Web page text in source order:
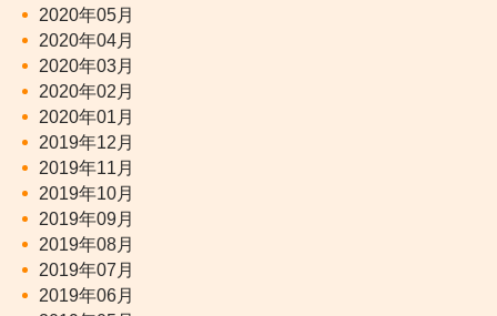
2020年05月
2020年04月
2020年03月
2020年02月
2020年01月
2019年12月
2019年11月
2019年10月
2019年09月
2019年08月
2019年07月
2019年06月